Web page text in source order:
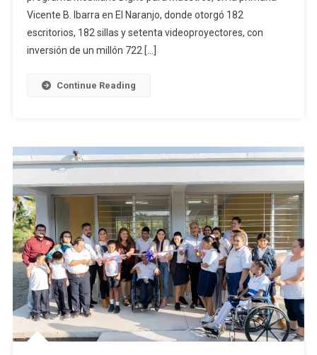
Docentes
De
Zona
1.7
Vicente B. Ibarra en El Naranjo, donde otorgó 182
escritorios, 182 sillas y setenta videoproyectores, con
inversión de un millón 722 […]
Continue Reading